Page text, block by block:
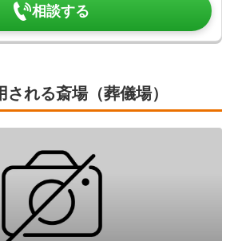
相談する
れる斎場（葬儀場）